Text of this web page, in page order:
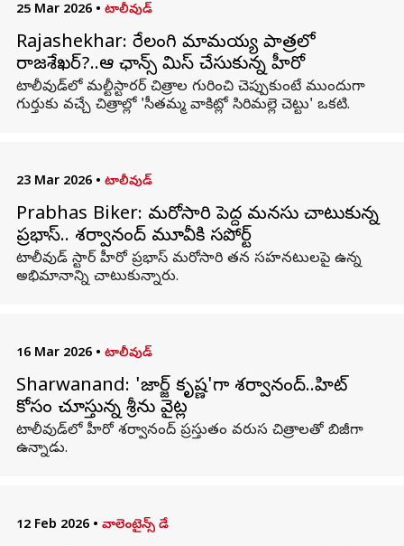
25 Mar 2026 • టాలీవుడ్
Rajashekhar: రేలంగి మామయ్య పాత్రలో
రాజశేఖర్‌?..ఆ ఛాన్స్ మిస్ చేసుకున్న హీరో
టాలీవుడ్‌లో మల్టీస్టారర్‌ చిత్రాల గురించి చెప్పుకుంటే ముందుగా
గుర్తుకు వచ్చే చిత్రాల్లో 'సీతమ్మ వాకిట్లో సిరిమల్లె చెట్టు' ఒకటి.
23 Mar 2026 • టాలీవుడ్
Prabhas Biker: మరోసారి పెద్ద మనసు చాటుకున్న
ప్రభాస్.. శర్వానంద్ మూవీకి సపోర్ట్
టాలీవుడ్ స్టార్ హీరో ప్రభాస్ మరోసారి తన సహనటులపై ఉన్న
అభిమానాన్ని చాటుకున్నారు.
16 Mar 2026 • టాలీవుడ్
Sharwanand: 'జార్జ్ కృష్ణ'గా శర్వానంద్..హిట్
కోసం చూస్తున్న శ్రీను వైట్ల
టాలీవుడ్‌లో హీరో శర్వానంద్ ప్రస్తుతం వరుస చిత్రాలతో బిజీగా
ఉన్నాడు.
12 Feb 2026 • వాలెంటైన్స్ డే